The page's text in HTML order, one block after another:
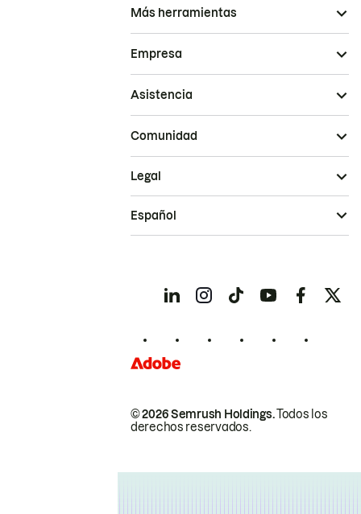
Más herramientas
Empresa
Asistencia
Comunidad
© 2026 Semrush Holdings.Todos los
derechos reservados.
Legal
Español